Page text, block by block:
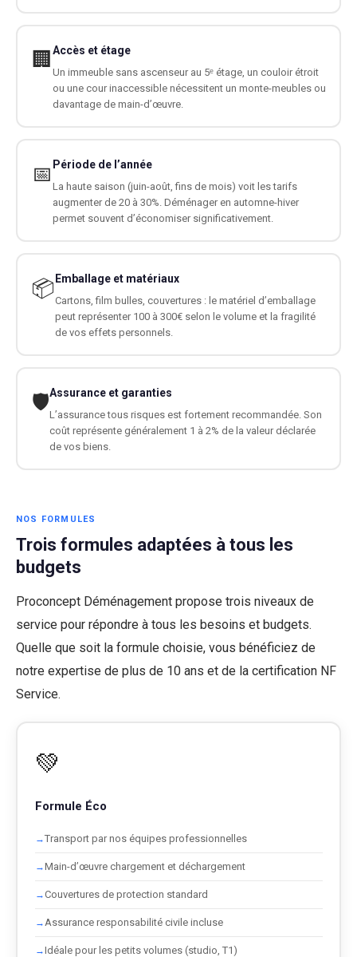
🏢 Accès et étage
Un immeuble sans ascenseur au 5ᵉ étage, un couloir étroit
ou une cour inaccessible nécessitent un monte-meubles ou
davantage de main-d’œuvre.
📅 Période de l’année
La haute saison (juin-août, fins de mois) voit les tarifs
augmenter de 20 à 30%. Déménager en automne-hiver
permet souvent d’économiser significativement.
📦Emballage et matériaux
Cartons, film bulles, couvertures : le matériel d’emballage
peut représenter 100 à 300€ selon le volume et la fragilité
de vos effets personnels.
🛡️Assurance et garanties
L’assurance tous risques est fortement recommandée. Son
coût représente généralement 1 à 2% de la valeur déclarée
de vos biens.
NOS FORMULES
Trois formules adaptées à tous les
budgets
Proconcept Déménagement propose trois niveaux de
service pour répondre à tous les besoins et budgets.
Quelle que soit la formule choisie, vous bénéficiez de
notre expertise de plus de 10 ans et de la certification NF
Service.
💚
Formule Éco
Transport par nos équipes professionnelles
Main-d’œuvre chargement et déchargement
Couvertures de protection standard
Assurance responsabilité civile incluse
Idéale pour les petits volumes (studio, T1)